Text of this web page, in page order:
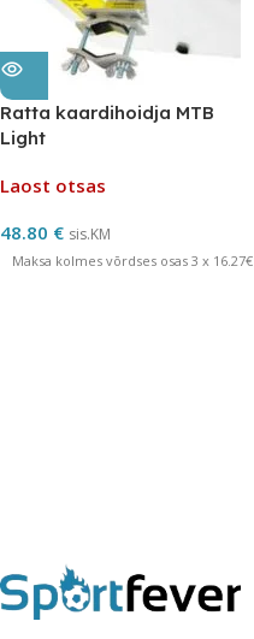
Ratta kaardihoidja MTB
Light
Laost otsas
48.80 € sis.KM
Maksa kolmes võrdses osas 3 x 16.27€